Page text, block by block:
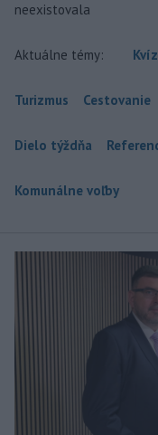
neexistovala
Aktuálne témy:
Turizmus Cestovanie
Dielo týždňa
Komunálne voľby